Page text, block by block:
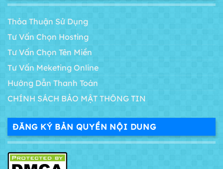
Thỏa Thuận Sử Dụng
Tư Vấn Chọn Hosting
Tư Vấn Chọn Tên Miền
Tư Vấn Meketing Online
Hướng Dẫn Thanh Toán
CHÍNH SÁCH BẢO MẬT THÔNG TIN
ĐĂNG KÝ BẢN QUYỀN NỘI DUNG